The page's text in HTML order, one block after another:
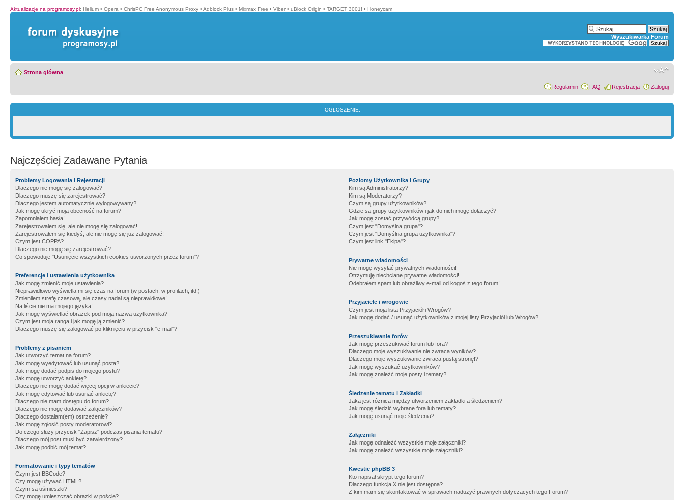
Aktualizacje na programosy.pl: Helium • Opera • ChrisPC Free Anonymous Proxy • Adblock Plus • Mixmax Free • Viber • uBlock Origin • TARGET 3001! • Honeycam
Wyszukiwarka Forum
Strona główna
Regulamin FAQ Rejestracja Zaloguj
OGŁOSZENIE:
Najczęściej Zadawane Pytania
Problemy Logowania i Rejestracji
Dlaczego nie mogę się zalogować?
Dlaczego muszę się zarejestrować?
Dlaczego jestem automatycznie wylogowywany?
Jak mogę ukryć moją obecność na forum?
Zapomniałem hasła!
Zarejestrowałem się, ale nie mogę się zalogować!
Zarejestrowałem się kiedyś, ale nie mogę się już zalogować!
Czym jest COPPA?
Dlaczego nie mogę się zarejestrować?
Co spowoduje "Usunięcie wszystkich cookies utworzonych przez forum"?
Preferencje i ustawienia użytkownika
Jak mogę zmienić moje ustawienia?
Nieprawidłowo wyświetla mi się czas na forum (w postach, w profilach, itd.)
Zmieniłem strefę czasową, ale czasy nadal są nieprawidłowe!
Na liście nie ma mojego języka!
Jak mogę wyświetlać obrazek pod moją nazwą użytkownika?
Czym jest moja ranga i jak mogę ją zmienić?
Dlaczego muszę się zalogować po kliknięciu w przycisk "e-mail"?
Problemy z pisaniem
Jak utworzyć temat na forum?
Jak mogę wyedytować lub usunąć posta?
Jak mogę dodać podpis do mojego postu?
Jak mogę utworzyć ankietę?
Dlaczego nie mogę dodać więcej opcji w ankiecie?
Jak mogę edytować lub usunąć ankietę?
Dlaczego nie mam dostępu do forum?
Dlaczego nie mogę dodawać załączników?
Dlaczego dostałam(em) ostrzeżenie?
Jak mogę zgłosić posty moderatorowi?
Do czego służy przycisk "Zapisz" podczas pisania tematu?
Dlaczego mój post musi być zatwierdzony?
Jak mogę podbić mój temat?
Formatowanie i typy tematów
Czym jest BBCode?
Czy mogę używać HTML?
Czym są uśmieszki?
Czy mogę umieszczać obrazki w poście?
Poziomy Użytkownika i Grupy
Kim są Administratorzy?
Kim są Moderatorzy?
Czym są grupy użytkowników?
Gdzie są grupy użytkowników i jak do nich mogę dołączyć?
Jak mogę zostać przywódcą grupy?
Czym jest "Domyślna grupa"?
Czym jest "Domyślna grupa użytkownika"?
Czym jest link "Ekipa"?
Prywatne wiadomości
Nie mogę wysyłać prywatnych wiadomości!
Otrzymuję niechciane prywatne wiadomości!
Odebrałem spam lub obraźliwy e-mail od kogoś z tego forum!
Przyjaciele i wrogowie
Czym jest moja lista Przyjaciół i Wrogów?
Jak mogę dodać / usunąć użytkowników z mojej listy Przyjaciół lub Wrogów?
Przeszukiwanie forów
Jak mogę przeszukiwać forum lub fora?
Dlaczego moje wyszukiwanie nie zwraca wyników?
Dlaczego moje wyszukiwanie zwraca pustą stronę!?
Jak mogę wyszukać użytkowników?
Jak mogę znaleźć moje posty i tematy?
Śledzenie tematu i Zakładki
Jaka jest różnica między utworzeniem zakładki a śledzeniem?
Jak mogę śledzić wybrane fora lub tematy?
Jak mogę usunąć moje śledzenia?
Załączniki
Jak mogę odnaleźć wszystkie moje załączniki?
Jak mogę znaleźć wszystkie moje załączniki?
Kwestie phpBB 3
Kto napisał skrypt tego forum?
Dlaczego funkcja X nie jest dostępna?
Z kim mam się skontaktować w sprawach nadużyć prawnych dotyczących tego Forum?